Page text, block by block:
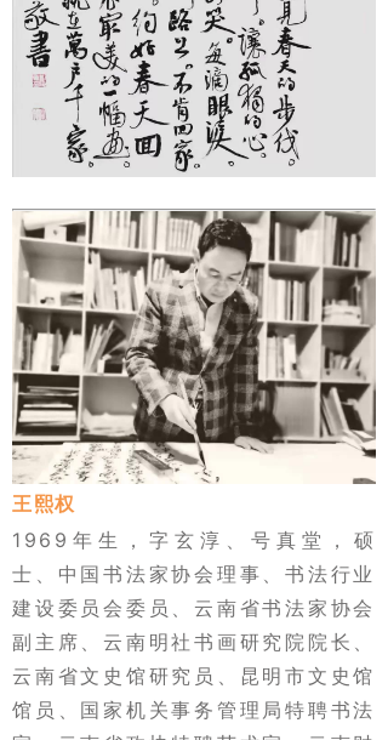
王熙权
1969年生，字玄淳、号真堂，硕
士、中国书法家协会理事、书法行业
建设委员会委员、云南省书法家协会
副主席、云南明社书画研究院院长、
云南省文史馆研究员、昆明市文史馆
馆员、国家机关事务管理局特聘书法